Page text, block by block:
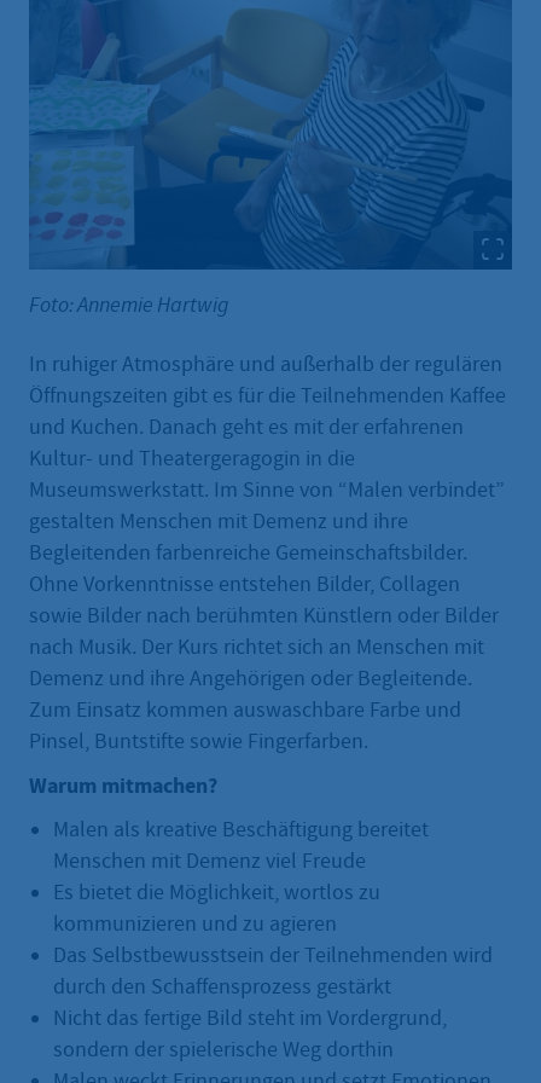
Foto: Annemie Hartwig
In ruhiger Atmosphäre und außerhalb der regulären
Öffnungszeiten gibt es für die Teilnehmenden Kaffee
und Kuchen. Danach geht es mit der erfahrenen
Kultur- und Theatergeragogin in die
Museumswerkstatt. Im Sinne von “Malen verbindet”
gestalten Menschen mit Demenz und ihre
Begleitenden farbenreiche Gemeinschaftsbilder.
Ohne Vorkenntnisse entstehen Bilder, Collagen
sowie Bilder nach berühmten Künstlern oder Bilder
nach Musik. Der Kurs richtet sich an Menschen mit
Demenz und ihre Angehörigen oder Begleitende.
Zum Einsatz kommen auswaschbare Farbe und
Pinsel, Buntstifte sowie Fingerfarben.
Warum mitmachen?
Malen als kreative Beschäftigung bereitet
Menschen mit Demenz viel Freude
Es bietet die Möglichkeit, wortlos zu
kommunizieren und zu agieren
Das Selbstbewusstsein der Teilnehmenden wird
durch den Schaffensprozess gestärkt
Nicht das fertige Bild steht im Vordergrund,
sondern der spielerische Weg dorthin